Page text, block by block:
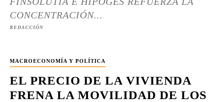
CONCENTRACIÓN...
REDACCIÓN
MACROECONOMÍA Y POLÍTICA
EL PRECIO DE LA VIVIENDA
FRENA LA MOVILIDAD DE LOS